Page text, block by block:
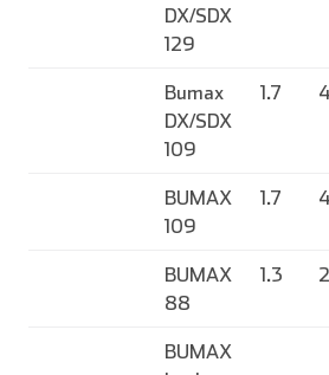
DX/SDX
129
Bumax
DX/SDX
109
1.7
BUMAX
109
1.7
BUMAX
88
1.3
BUMAX